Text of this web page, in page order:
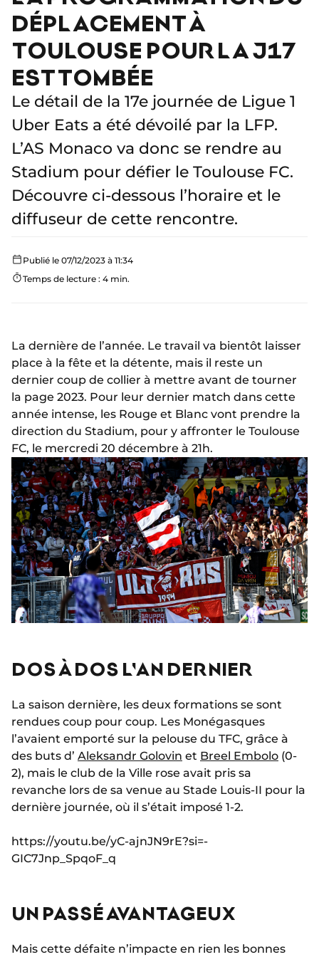
DÉPLACEMENT À
TOULOUSE POUR LA J17
EST TOMBÉE
Le détail de la 17e journée de Ligue 1
Uber Eats a été dévoilé par la LFP.
L’AS Monaco va donc se rendre au
Stadium pour défier le Toulouse FC.
Découvre ci-dessous l’horaire et le
diffuseur de cette rencontre.
Publié le 07/12/2023 à 11:34
Temps de lecture : 4 min.
La dernière de l’année. Le travail va bientôt laisser
place à la fête et la détente, mais il reste un
dernier coup de collier à mettre avant de tourner
la page 2023. Pour leur dernier match dans cette
année intense, les Rouge et Blanc vont prendre la
direction du Stadium, pour y affronter le Toulouse
FC, le mercredi 20 décembre à 21h.
DOS À DOS L'AN DERNIER
La saison dernière, les deux formations se sont
rendues coup pour coup. Les Monégasques
l’avaient emporté sur la pelouse du TFC, grâce à
des buts d’ Aleksandr Golovin et Breel Embolo (0-
2), mais le club de la Ville rose avait pris sa
revanche lors de sa venue au Stade Louis-II pour la
dernière journée, où il s’était imposé 1-2.
https://youtu.be/yC-ajnJN9rE?si=-
GIC7Jnp_SpqoF_q
UN PASSÉ AVANTAGEUX
Mais cette défaite n’impacte en rien les bonnes